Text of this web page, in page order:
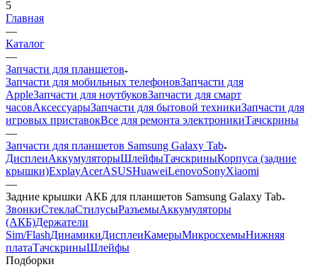
5
Главная
—
Каталог
—
Запчасти для планшетов
Запчасти для мобильных телефоновЗапчасти для
AppleЗапчасти для ноутбуковЗапчасти для смарт
часовАксессуарыЗапчасти для бытовой техникиЗапчасти для
игровых приставокВсе для ремонта электроникиТачскрины
—
Запчасти для планшетов Samsung Galaxy Tab
ДисплеиАккумуляторыШлейфыТачскриныКорпуса (задние
крышки)ExplayAcerASUSHuaweiLenovoSonyXiaomi
—
Задние крышки АКБ для планшетов Samsung Galaxy Tab
ЗвонкиСтеклаСтилусыРазъемыАккумуляторы
(АКБ)Держатели
Sim/FlashДинамикиДисплеиКамерыМикросхемыНижняя
платаТачскриныШлейфы
Подборки